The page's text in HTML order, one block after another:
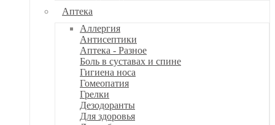
Аптека
Аллергия
Антисептики
Аптека - Разное
Боль в суставах и спине
Гигиена носа
Гомеопатия
Грелки
Дезодоранты
Для здоровья